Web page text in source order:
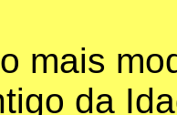
mais
da